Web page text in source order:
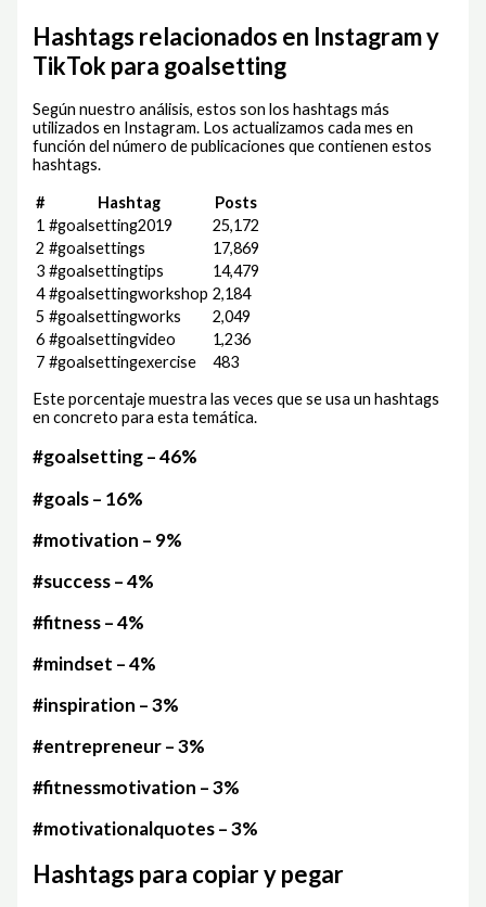
Hashtags relacionados en Instagram y
TikTok para goalsetting
Según nuestro análisis, estos son los hashtags más
utilizados en Instagram. Los actualizamos cada mes en
función del número de publicaciones que contienen estos
hashtags.
# Hashtag
Posts
1 #goalsetting2019
25,172
2 #goalsettings
17,869
3 #goalsettingtips
14,479
4 #goalsettingworkshop 2,184
5 #goalsettingworks
2,049
6 #goalsettingvideo
1,236
7 #goalsettingexercise 483
Este porcentaje muestra las veces que se usa un hashtags
en concreto para esta temática.
#goalsetting – 46%
#goals – 16%
#motivation – 9%
#success – 4%
#fitness – 4%
#mindset – 4%
#inspiration – 3%
#entrepreneur – 3%
#fitnessmotivation – 3%
#motivationalquotes – 3%
Hashtags para copiar y pegar